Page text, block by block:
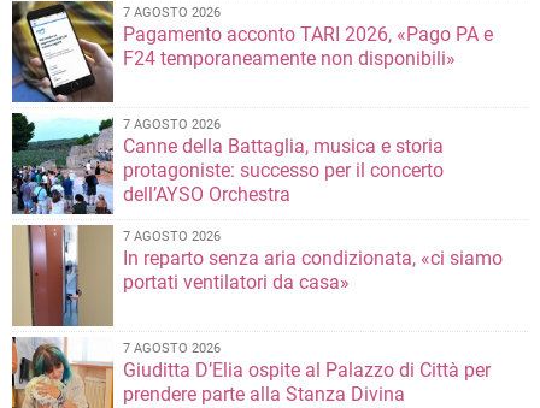
7 AGOSTO 2026
Pagamento acconto TARI 2026, «Pago PA e
F24 temporaneamente non disponibili»
7 AGOSTO 2026
Canne della Battaglia, musica e storia
protagoniste: successo per il concerto
dell’AYSO Orchestra
7 AGOSTO 2026
In reparto senza aria condizionata, «ci siamo
portati ventilatori da casa»
7 AGOSTO 2026
Giuditta D’Elia ospite al Palazzo di Città per
prendere parte alla Stanza Divina